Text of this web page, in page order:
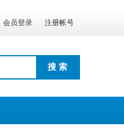
会员登录 注册帐号
搜 索